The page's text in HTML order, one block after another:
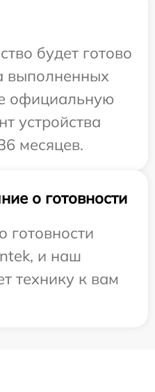
будет готово
выполненных
официальную
устройства
месяцев.
о готовности
и наш
технику к вам